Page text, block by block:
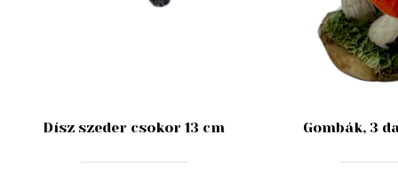
Dísz szeder csokor 13 cm Gombák, 3